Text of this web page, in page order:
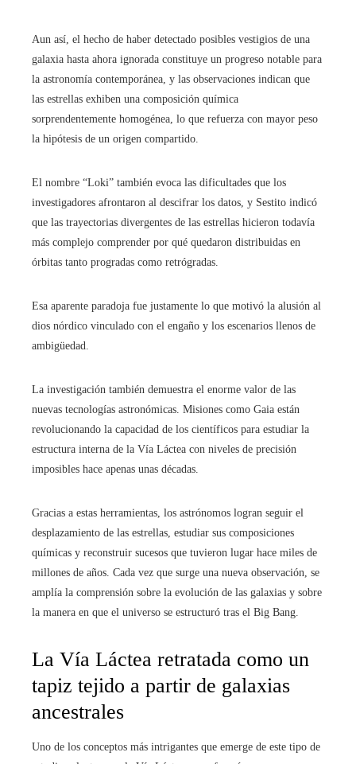
Aun así, el hecho de haber detectado posibles vestigios de una
galaxia hasta ahora ignorada constituye un progreso notable para
la astronomía contemporánea, y las observaciones indican que
las estrellas exhiben una composición química
sorprendentemente homogénea, lo que refuerza con mayor peso
la hipótesis de un origen compartido.
El nombre “Loki” también evoca las dificultades que los
investigadores afrontaron al descifrar los datos, y Sestito indicó
que las trayectorias divergentes de las estrellas hicieron todavía
más complejo comprender por qué quedaron distribuidas en
órbitas tanto progradas como retrógradas.
Esa aparente paradoja fue justamente lo que motivó la alusión al
dios nórdico vinculado con el engaño y los escenarios llenos de
ambigüedad.
La investigación también demuestra el enorme valor de las
nuevas tecnologías astronómicas. Misiones como Gaia están
revolucionando la capacidad de los científicos para estudiar la
estructura interna de la Vía Láctea con niveles de precisión
imposibles hace apenas unas décadas.
Gracias a estas herramientas, los astrónomos logran seguir el
desplazamiento de las estrellas, estudiar sus composiciones
químicas y reconstruir sucesos que tuvieron lugar hace miles de
millones de años. Cada vez que surge una nueva observación, se
amplía la comprensión sobre la evolución de las galaxias y sobre
la manera en que el universo se estructuró tras el Big Bang.
La Vía Láctea retratada como un
tapiz tejido a partir de galaxias
ancestrales
Uno de los conceptos más intrigantes que emerge de este tipo de